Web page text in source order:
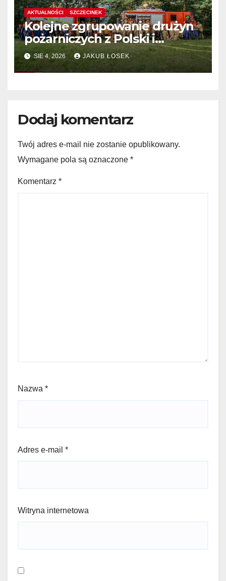
AKTUALNOŚCI SZCZECINEK
Kolejne zgrupowanie drużyn
pożarniczych z Polski i
Niemiec w regionie
SIE 4, 2026 JAKUB ŁOSEK
Dodaj komentarz
Twój adres e-mail nie zostanie opublikowany.
Wymagane pola są oznaczone *
Komentarz *
Nazwa *
Adres e-mail *
Witryna internetowa